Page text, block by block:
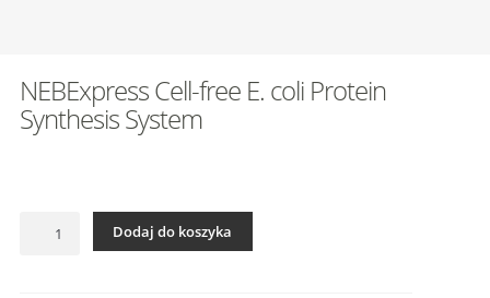
NEBExpress Cell-free E. coli Protein
Synthesis System
NEBExpress
Dodaj do koszyka